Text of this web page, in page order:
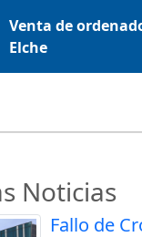
Venta de
Elche
Noticias
Fallo de